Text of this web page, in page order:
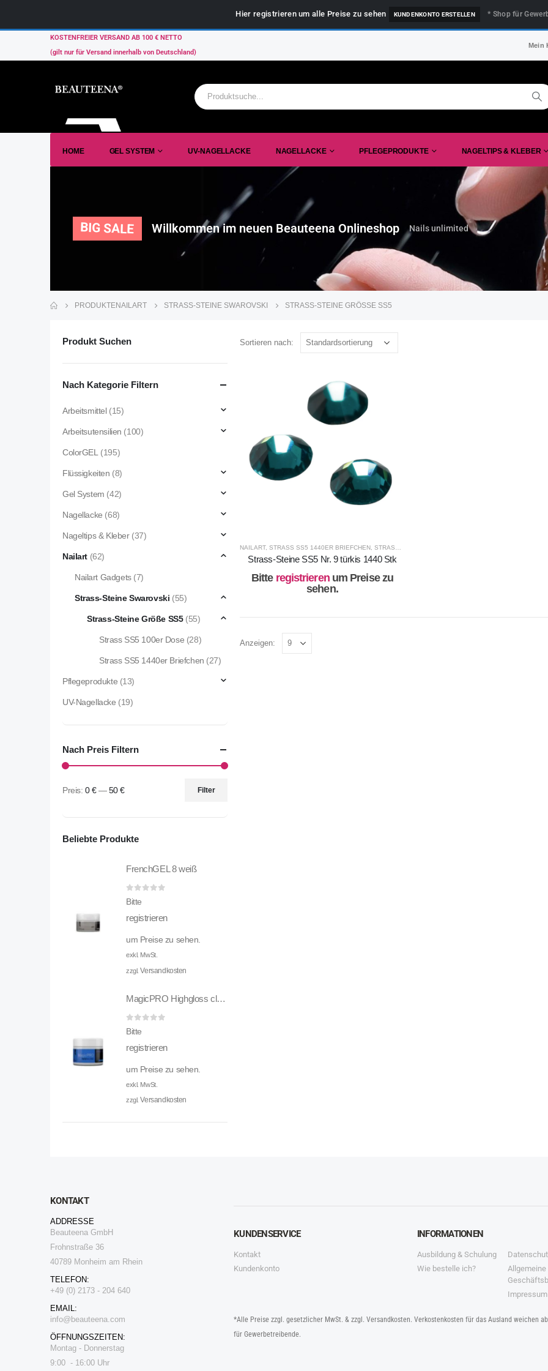
Hier registrieren um alle Preise zu sehen KUNDENKONTO ERSTELLEN * Shop für
KOSTENFREIER VERSAND AB 100 € NETTO
(gilt nur für Versand innerhalb von Deutschland)
Mein
HOME GEL SYSTEM UV-NAGELLACKE NAGELLACKE PFLEGEPRODUKTE NAGELTIPS & KLEBER
BIG SALE Willkommen im neuen Beauteena Onlineshop Nails unlimited
PRODUKTENAILART STRASS-STEINE SWAROVSKI STRASS-STEINE GRÖSSE SS5
Sortieren nach:
NAILART, STRASS SS5 1440ER BRIEFCHEN STRASS-STEINE GRÖSSE SS5
Strass-Steine SS5 Nr. 9 türkis 1440 Stk
Bitte registrieren um Preise zu
sehen.
Anzeigen:
Produkt Suchen
Nach Kategorie Filtern
Arbeitsmittel (15)
Arbeitsutensilien (100)
ColorGEL (195)
Flüssigkeiten (8)
Gel System (42)
Nagellacke (68)
Nageltips & Kleber (37)
Nailart (62)
Nailart Gadgets (7)
Strass-Steine Swarovski (55)
Strass-Steine Größe SS5 (55)
Strass SS5 100er Dose (28)
Strass SS5 1440er Briefchen (27)
Pflegeprodukte (13)
UV-Nagellacke (19)
Nach Preis Filtern
Filter
Preis: 0 €—50 €
Beliebte Produkte
FrenchGEL 8 weiß
0out of 5
Bitte
registrieren
um Preise zu sehen.
exkl. MwSt.
zzgl.Versandkosten
MagicPRO Highgloss clear
0out of 5
Bitte
registrieren
um Preise zu sehen.
exkl. MwSt.
zzgl.Versandkosten
KONTAKT
ADDRESSE
Beauteena GmbH
Frohnstraße 36
40789 Monheim am Rhein
TELEFON:
+49 (0) 2173 - 204 640
EMAIL:
info@beauteena.com
ÖFFNUNGSZEITEN:
Montag - Donnerstag
9:00 - 16:00 Uhr
KUNDENSERVICE
Kontakt
Kundenkonto
INFORMATIONEN
Ausbildung & Schulung
Wie bestelle ich?
Allgemeine
Impressum
*Alle Preise zzgl. gesetzlicher MwSt. & zzgl. Versandkosten. Verkostenkosten für das Ausland weichen
für Gewerbetreibende.